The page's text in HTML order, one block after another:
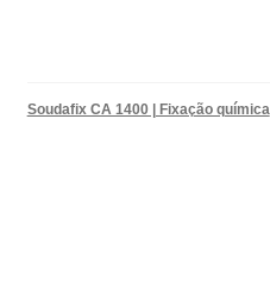
Soudafix CA 1400 | Fixação química